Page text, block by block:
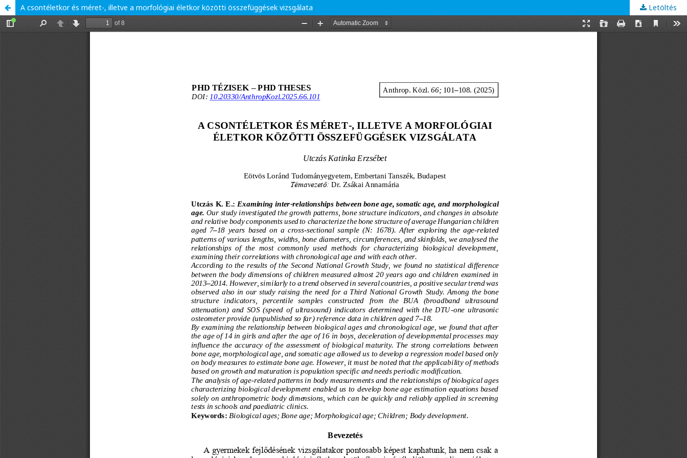
A csontéletkor és méret-, illetve a morfológiai életkor közötti összefüggések vizsgálata Letöltés